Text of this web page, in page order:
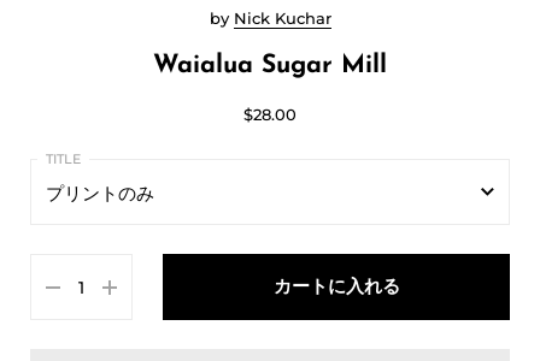
Waialua Sugar Mill
by Nick Kuchar
$28.00
プリントのみ
フレームセット カートに入れる